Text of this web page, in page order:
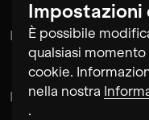
Impostazioni
È possibile
qualsiasi
cookie.
nella nostra
.
Kishan Hadi
Pintu Padihar